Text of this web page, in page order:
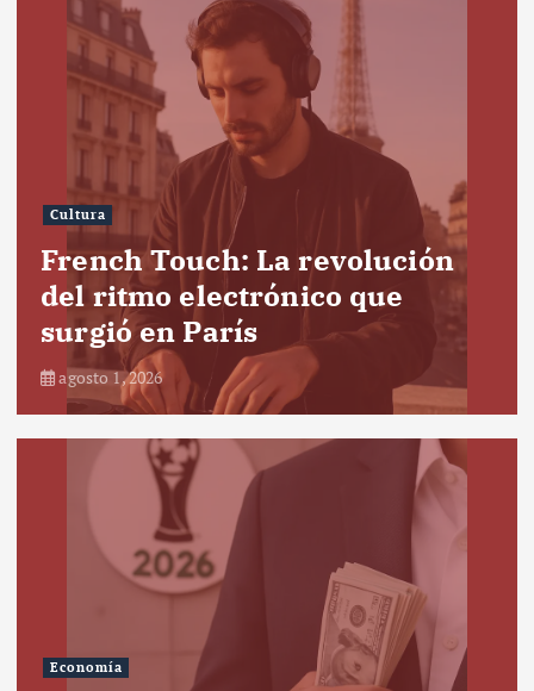
Cultura
French Touch: La revolución
del ritmo electrónico que
surgió en París
agosto 1, 2026
Economía